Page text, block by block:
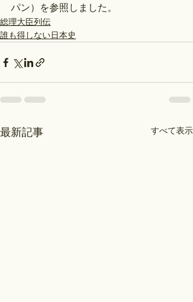
パン）を参照しました。
総理大臣列伝
誰も得しない日本史
最新記事 すべて表示